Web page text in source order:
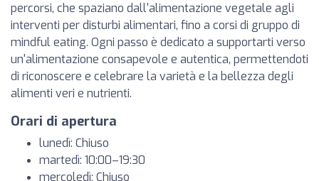
percorsi, che spaziano dall'alimentazione vegetale agli
interventi per disturbi alimentari, fino a corsi di gruppo di
mindful eating. Ogni passo è dedicato a supportarti verso
un'alimentazione consapevole e autentica, permettendoti
di riconoscere e celebrare la varietà e la bellezza degli
alimenti veri e nutrienti.
Orari di apertura
lunedì: Chiuso
martedì: 10:00–19:30
mercoledì: Chiuso